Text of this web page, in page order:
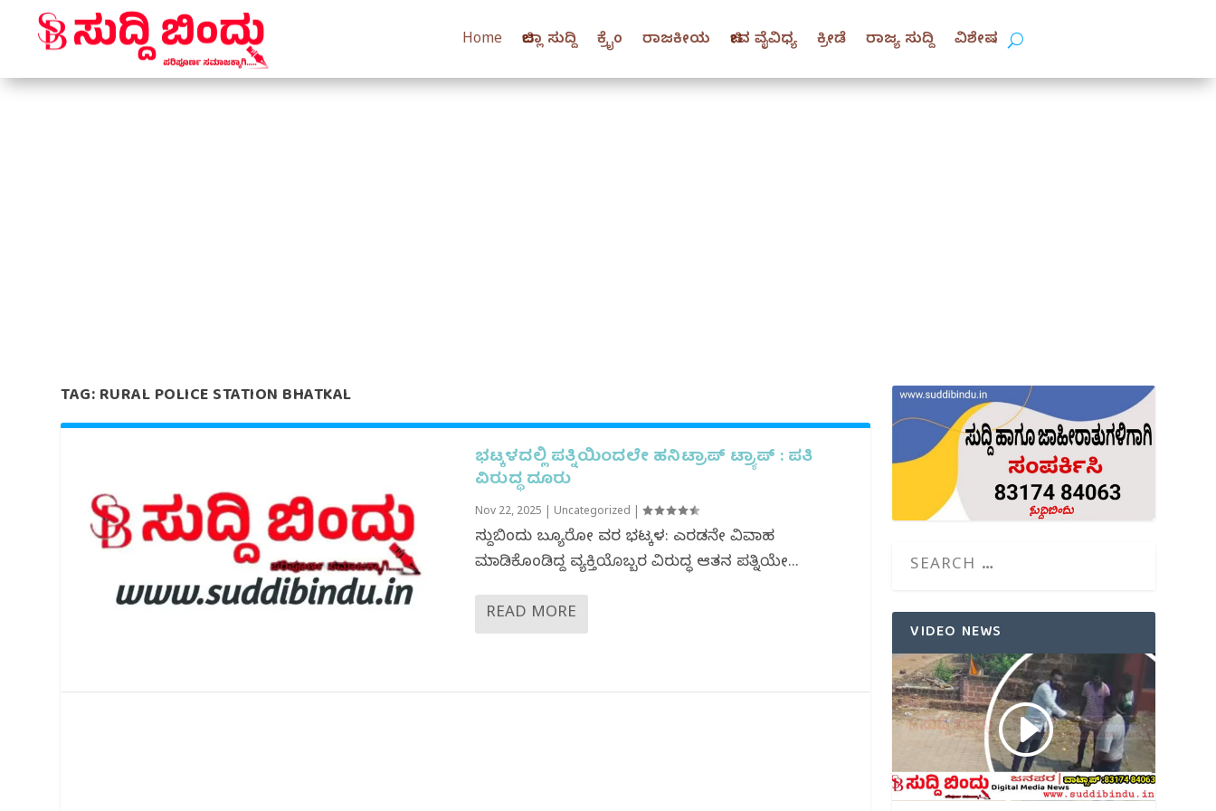
Home ಜಿಲ್ಲಾ ಸುದ್ದಿ ಕ್ರೈಂ ರಾಜಕೀಯ ಜೀವ ವೈವಿಧ್ಯ ಕ್ರೀಡೆ ರಾಜ್ಯ ಸುದ್ದಿ ವಿಶೇಷ
TAG:RURAL POLICE STATION BHATKAL
ಭಟ್ಕಳದಲ್ಲಿ ಪತ್ನಿಯಿಂದಲೇ ಹನಿಟ್ರಾಪ್ ಟ್ರ್ಯಾಪ್ : ಪತಿ
ವಿರುದ್ಧ ದೂರು
Nov 22, 2025 Uncategorized
ಸುದ್ದಿಬಿಂದು ಬ್ಯೂರೋ ವರದಿ ಭಟ್ಕಳ: ಎರಡನೇ ವಿವಾಹ
ಮಾಡಿಕೊಂಡಿದ್ದ ವ್ಯಕ್ತಿಯೊಬ್ಬರ ವಿರುದ್ಧ ಆತನ ಪತ್ನಿಯೇ...
READ MORE
VIDEO NEWS